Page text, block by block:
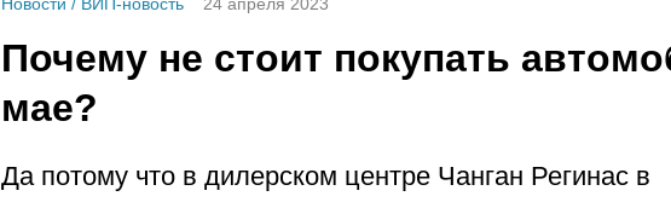
Почему не стоит покупать
мае?
Да потому что в дилерском центре Чанган Регинас в